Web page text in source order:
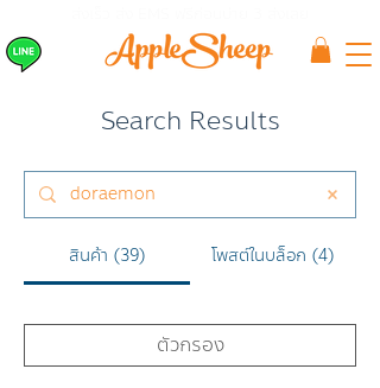
Search Results
สินค้า (39) โพสต์ในบล็อก (4)
ตัวกรอง